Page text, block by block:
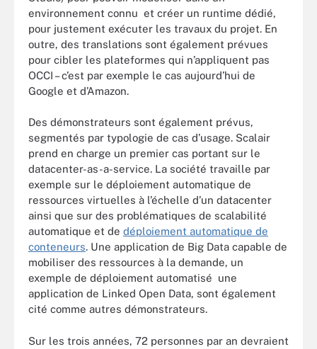
environnement connu et créer un runtime dédié,
pour justement exécuter les travaux du projet. En
outre, des translations sont également prévues
pour cibler les plateformes qui n’appliquent pas
OCCI – c’est par exemple le cas aujourd’hui de
Google et d’Amazon.
Des démonstrateurs sont également prévus,
segmentés par typologie de cas d’usage. Scalair
prend en charge un premier cas portant sur le
datacenter-as-a-service. La société travaille par
exemple sur le déploiement automatique de
ressources virtuelles à l’échelle d’un datacenter
ainsi que sur des problématiques de scalabilité
automatique et de déploiement automatique de
conteneurs. Une application de Big Data capable de
mobiliser des ressources à la demande, un
exemple de déploiement automatisé une
application de Linked Open Data, sont également
cité comme autres démonstrateurs.
Sur les trois années, 72 personnes par an devraient